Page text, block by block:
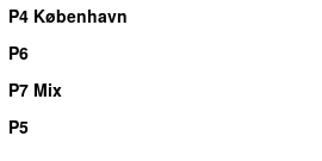
P4 København
P6
P7 Mix
P5